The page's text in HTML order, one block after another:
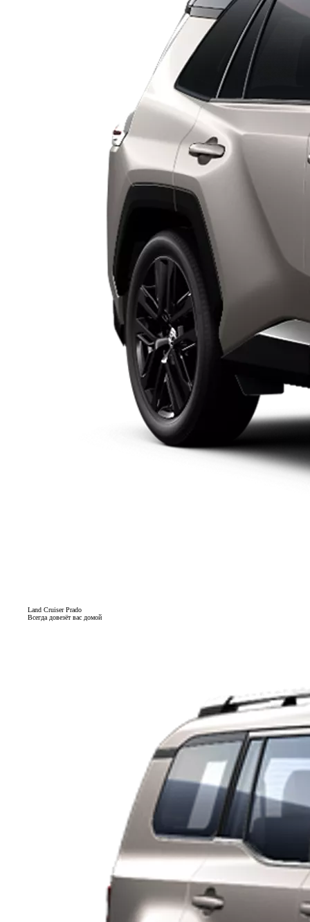
Land Cruiser Prado
Всегда довезёт вас домой